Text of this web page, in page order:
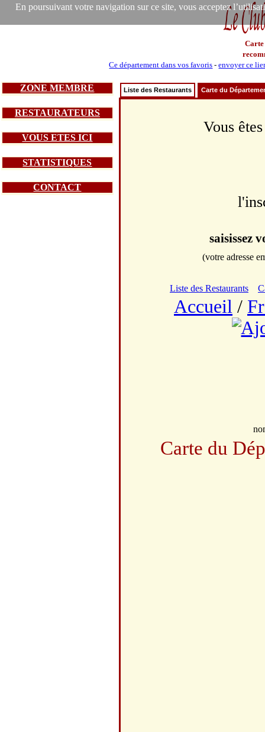
En poursuivant votre navigation sur ce site, vous acceptez
Carte
Ce département dans vos favoris -envoyer ce
ZONE MEMBRE
RESTAURATEURS
VOUS ETES ICI
STATISTIQUES
CONTACT
Liste des Restaurants Carte du
Vous
saisissez
(votre adresse
Liste des Restaurants
Accueil /
Carte du